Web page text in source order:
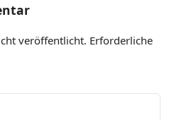
veröffentlicht. Erforderliche